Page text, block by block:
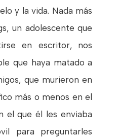
y la vida. Nada más
un adolescente que
en escritor, nos
que haya matado a
que murieron en
más o menos en el
el que él les enviaba
para preguntarles